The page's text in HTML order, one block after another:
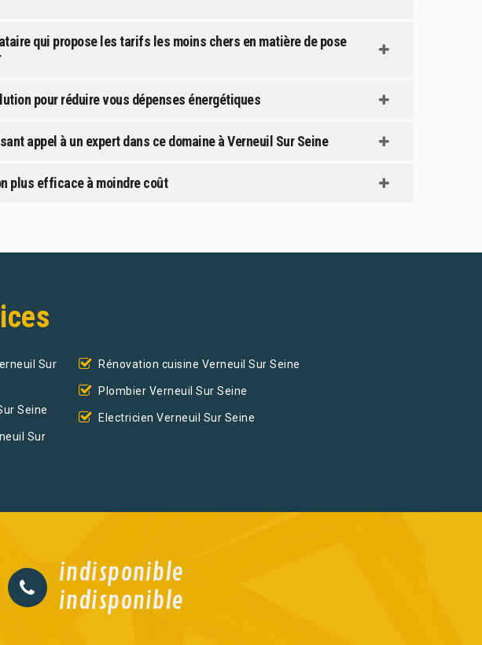
qui propose les tarifs les moins chers en matière de pose
pour réduire vous dépenses énergétiques
appel à un expert dans ce domaine à Verneuil Sur Seine
plus efficace à moindre coût
Sur
Seine
Sur
Rénovation cuisine Verneuil Sur Seine
Plombier Verneuil Sur Seine
Electricien Verneuil Sur Seine
indisponible
indisponible